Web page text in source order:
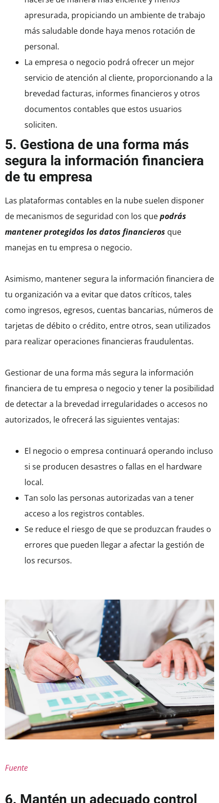
apresurada, propiciando un ambiente de trabajo
más saludable donde haya menos rotación de
personal.
La empresa o negocio podrá ofrecer un mejor
servicio de atención al cliente, proporcionando a la
brevedad facturas, informes financieros y otros
documentos contables que estos usuarios
soliciten.
5. Gestiona de una forma más
segura la información financiera
de tu empresa
Las plataformas contables en la nube suelen disponer
de mecanismos de seguridad con los quepodrás
mantener protegidos los datos financieros que
manejas en tu empresa o negocio.
Asimismo, mantener segura la información financiera de
tu organización va a evitar que datos críticos, tales
como ingresos, egresos, cuentas bancarias, números de
tarjetas de débito o crédito, entre otros, sean utilizados
para realizar operaciones financieras fraudulentas.
Gestionar de una forma más segura la información
financiera de tu empresa o negocio y tener la posibilidad
de detectar a la brevedad irregularidades o accesos no
autorizados, le ofrecerá las siguientes ventajas:
El negocio o empresa continuará operando incluso
si se producen desastres o fallas en el hardware
local.
Tan solo las personas autorizadas van a tener
acceso a los registros contables.
Se reduce el riesgo de que se produzcan fraudes o
errores que pueden llegar a afectar la gestión de
los recursos.
Fuente
6. Mantén un adecuado control